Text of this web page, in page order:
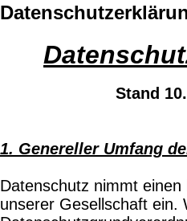
Stand
1. Genereller Umfang
Datenschutz nimmt
unserer Gesellschaft ein.